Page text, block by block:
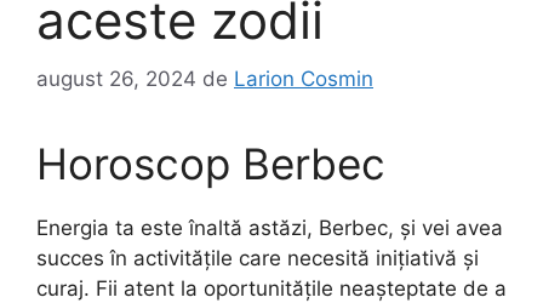
aceste zodii
august 26, 2024 de Larion Cosmin
Horoscop Berbec
Energia ta este înaltă astăzi, Berbec, și vei avea
succes în activitățile care necesită inițiativă și
curaj. Fii atent la oportunitățile neașteptate de a